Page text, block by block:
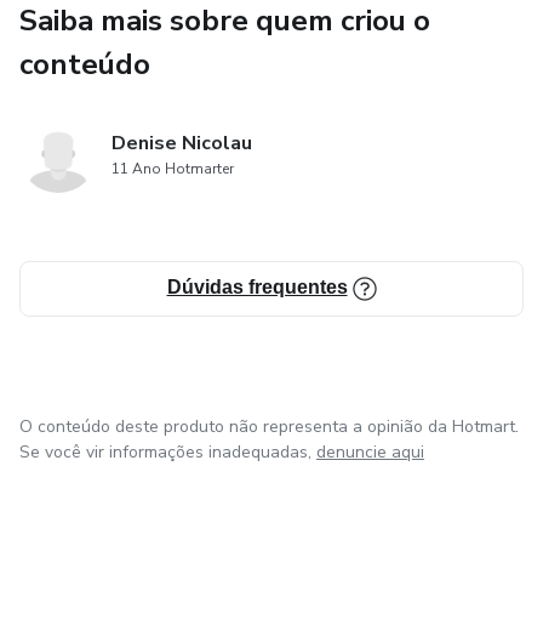
Ideal para tutores iniciantes ou experientes que querem:
✅ Criar uma rotina mais leve e prazerosa
✅ Fortalecer o vínculo emocional com seus pets
Transforme cuidado em conexão. Comece hoje mesmo!
✅ Aprenda com quem vive
Saiba mais sobre quem criou o
conteúdo
Denise Nicolau
11 Ano Hotmarter
Dúvidas frequentes
O conteúdo deste produto não representa a opinião da Hotmart.
Se você vir informações inadequadas, denuncie aqui